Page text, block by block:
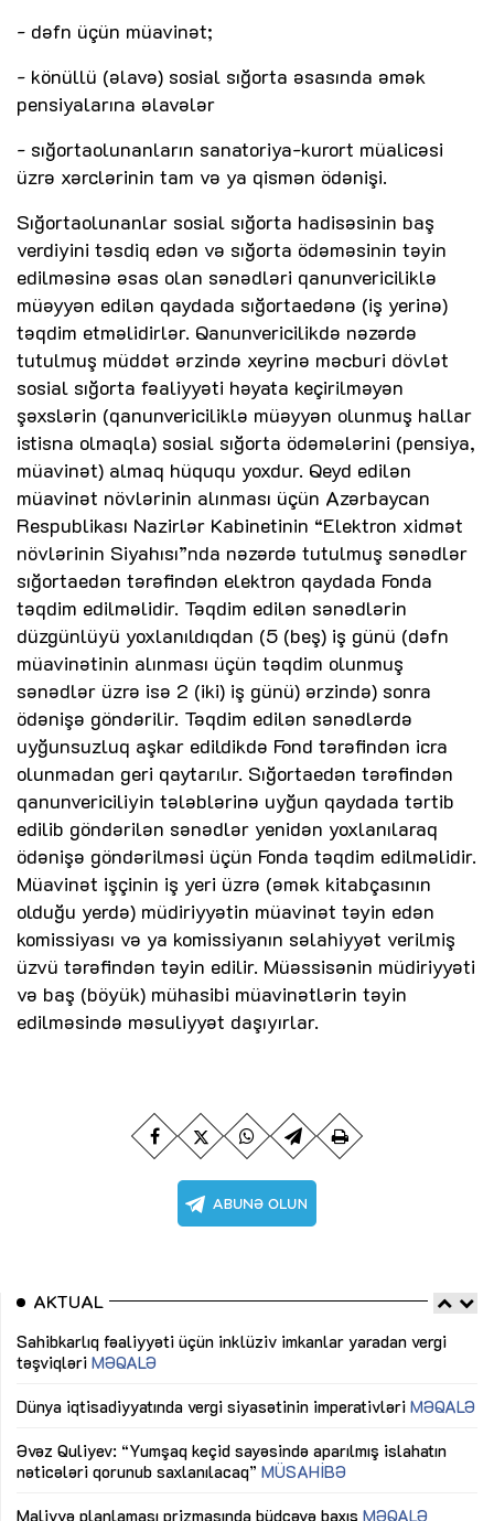
- dəfn üçün müavinət;
- könüllü (əlavə) sosial sığorta əsasında əmək
pensiyalarına əlavələr
- sığortaolunanların sanatoriya-kurort müalicəsi
üzrə xərclərinin tam və ya qismən ödənişi.
Sığortaolunanlar sosial sığorta hadisəsinin baş
verdiyini təsdiq edən və sığorta ödəməsinin təyin
edilməsinə əsas olan sənədləri qanunvericiliklə
müəyyən edilən qaydada sığortaedənə (iş yerinə)
təqdim etməlidirlər. Qanunvericilikdə nəzərdə
tutulmuş müddət ərzində xeyrinə məcburi dövlət
sosial sığorta fəaliyyəti həyata keçirilməyən
şəxslərin (qanunvericiliklə müəyyən olunmuş hallar
istisna olmaqla) sosial sığorta ödəmələrini (pensiya,
müavinət) almaq hüququ yoxdur. Qeyd edilən
müavinət növlərinin alınması üçün Azərbaycan
Respublikası Nazirlər Kabinetinin “Elektron xidmət
növlərinin Siyahısı”nda nəzərdə tutulmuş sənədlər
sığortaedən tərəfindən elektron qaydada Fonda
təqdim edilməlidir. Təqdim edilən sənədlərin
düzgünlüyü yoxlanıldıqdan (5 (beş) iş günü (dəfn
müavinətinin alınması üçün təqdim olunmuş
sənədlər üzrə isə 2 (iki) iş günü) ərzində) sonra
ödənişə göndərilir. Təqdim edilən sənədlərdə
uyğunsuzluq aşkar edildikdə Fond tərəfindən icra
olunmadan geri qaytarılır. Sığortaedən tərəfindən
qanunvericiliyin tələblərinə uyğun qaydada tərtib
edilib göndərilən sənədlər yenidən yoxlanılaraq
ödənişə göndərilməsi üçün Fonda təqdim edilməlidir.
Müavinət işçinin iş yeri üzrə (əmək kitabçasının
olduğu yerdə) müdiriyyətin müavinət təyin edən
komissiyası və ya komissiyanın səlahiyyət verilmiş
üzvü tərəfindən təyin edilir. Müəssisənin müdiriyyəti
və baş (böyük) mühasibi müavinətlərin təyin
edilməsində məsuliyyət daşıyırlar.
AKTUAL
Sahibkarlıq fəaliyyəti üçün inklüziv imkanlar yaradan vergi
təşviqləri MƏQALƏ
Dünya iqtisadiyyatında vergi siyasətinin imperativləri MƏQALƏ
Əvəz Quliyev: “Yumşaq keçid sayəsində aparılmış islahatın
nəticələri qorunub saxlanılacaq” MÜSAHİBƏ
Maliyyə planlaması prizmasında büdcəyə baxış MƏQALƏ